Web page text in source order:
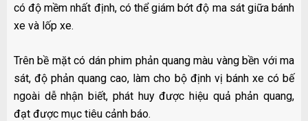
có độ mềm nhất định, có thể giám bớt độ ma sát giữa bánh
xe và lốp xe.
Trên bề mặt có dán phim phản quang màu vàng bền với ma
sát, độ phản quang cao, làm cho bộ định vị bánh xe có bế
ngoài dễ nhận biết, phát huy được hiệu quả phản quang,
đạt được mục tiêu cảnh báo.